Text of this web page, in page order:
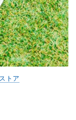
トア